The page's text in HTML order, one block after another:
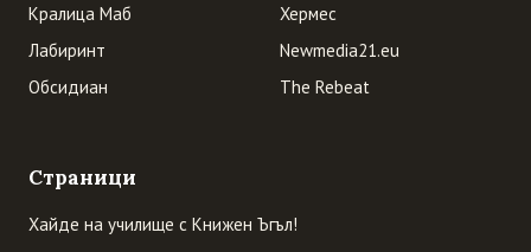
Кралица Маб
Лабиринт
Обсидиан
Хермес
Newmedia21.eu
The Rebeat
Страници
Хайде на училище с Книжен Ъгъл!